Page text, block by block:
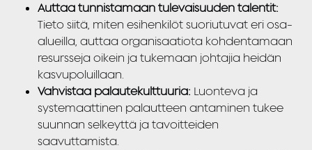
Auttaa tunnistamaan tulevaisuuden talentit:
Tieto siitä, miten esihenkilöt suoriutuvat eri osa-
alueilla, auttaa organisaatiota kohdentamaan
resursseja oikein ja tukemaan johtajia heidän
kasvupoluillaan.
Vahvistaa palautekulttuuria: Luonteva ja
systemaattinen palautteen antaminen tukee
suunnan selkeyttä ja tavoitteiden
saavuttamista.